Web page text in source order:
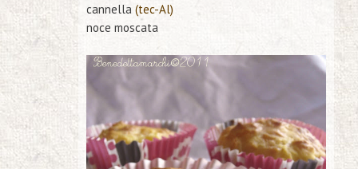
cannella (tec-Al)
noce moscata